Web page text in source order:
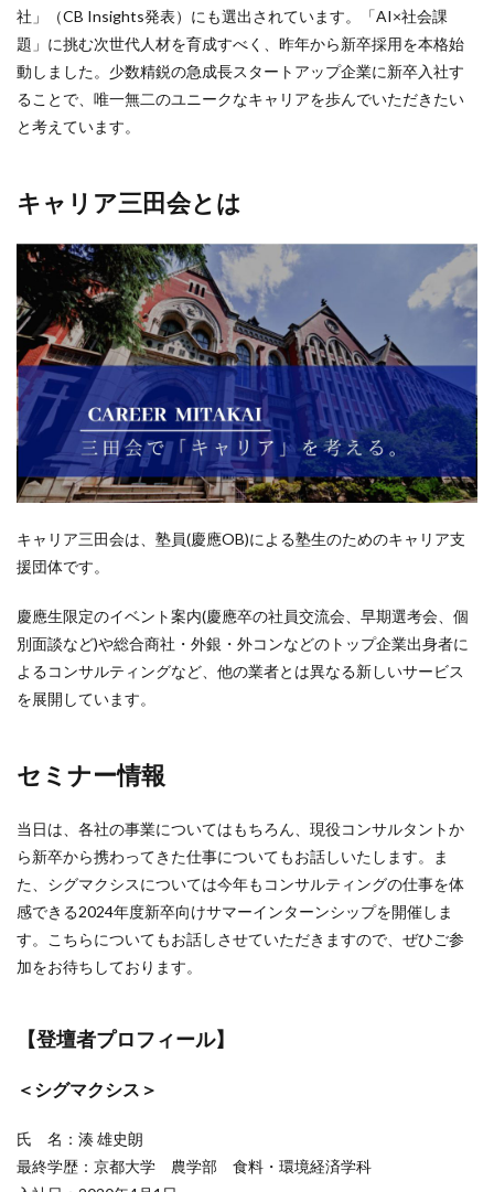
社」（CB Insights発表）にも選出されています。
「AI×社会課
題」に挑む次世代人材を育成すべく、昨年から新卒採用を本格始
動しました。 少数精鋭の急成長スタートアップ企業に新卒入社す
ることで、唯一無二のユニークなキャリアを歩んでいただきたい
と考えています。
キャリア三田会とは
キャリア三田会は、塾員(慶應OB)による塾生のためのキャリア支
援団体です。
慶應生限定のイベント案内(慶應卒の社員交流会、早期選考会、個
別面談など)や総合商社・外銀・外コンなどのトップ企業出身者に
よるコンサルティングなど、他の業者とは異なる新しいサービス
を展開しています。
セミナー情報
当日は、各社の事業についてはもちろん、現役コンサルタントか
ら新卒から携わってきた仕事についてもお話しいたします。ま
た、シグマクシスについては今年もコンサルティングの仕事を体
感できる2024年度新卒向けサマーインターンシップを開催しま
す。こちらについてもお話しさせていただきますので、ぜひご参
加をお待ちしております。
【登壇者プロフィール】
＜シグマクシス＞
氏 名：湊 雄史朗
最終学歴：京都大学 農学部 食料・環境経済学科